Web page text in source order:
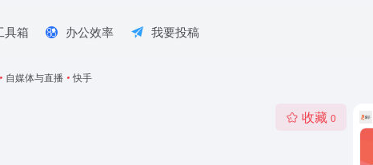
具箱 办公效率 我要投稿
• 自媒体与直播 • 快手
收藏 0